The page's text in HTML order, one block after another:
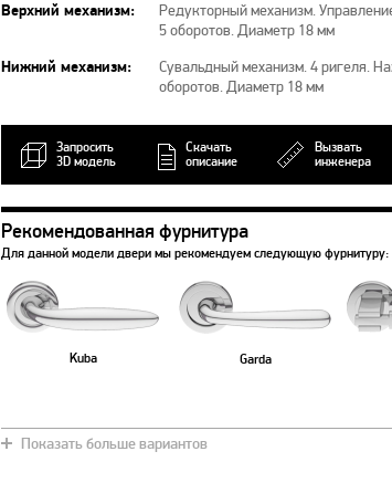
Верхний механизм:
Редукторный механизм.
5 оборотов. Диаметр 18 мм
Нижний механизм:
Сувальдный механизм. 4 ригеля.
оборотов. Диаметр 18 мм
Запросить
3D модель
Скачать
описание
Вызвать
инженера
Рекомендованная фурнитура
Для данной модели двери мы рекомендуем следующую фурнитуру:
Kuba Garda
Показать больше вариантов